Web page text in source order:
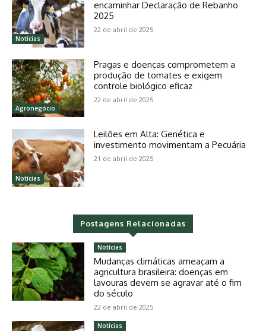
Notícias
encaminhar Declaração de Rebanho
2025
22 de abril de 2025
Agronegócio
Pragas e doenças comprometem a
produção de tomates e exigem
controle biológico eficaz
22 de abril de 2025
Notícias
Leilões em Alta: Genética e
investimento movimentam a Pecuária
21 de abril de 2025
Postagens Relacionadas
Notícias
Mudanças climáticas ameaçam a
agricultura brasileira: doenças em
lavouras devem se agravar até o fim
do século
22 de abril de 2025
Notícias